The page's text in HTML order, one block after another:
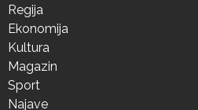
Regija
Ekonomija
Kultura
Magazin
Sport
Najave